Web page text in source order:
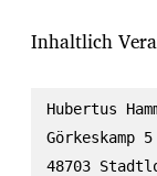
Inhaltlich
Hubertus
Görkeskamp 5
48703